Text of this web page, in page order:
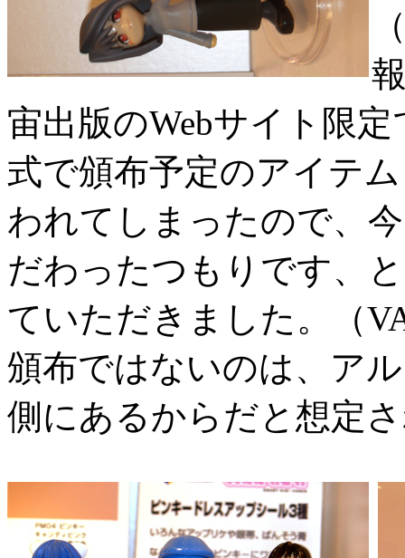
宙出版のWebサイト限
式で頒布予定のアイテ
われてしまったので、
だわったつもりです、
ていただきました。（
頒布ではないのは、ア
側にあるからだと想定